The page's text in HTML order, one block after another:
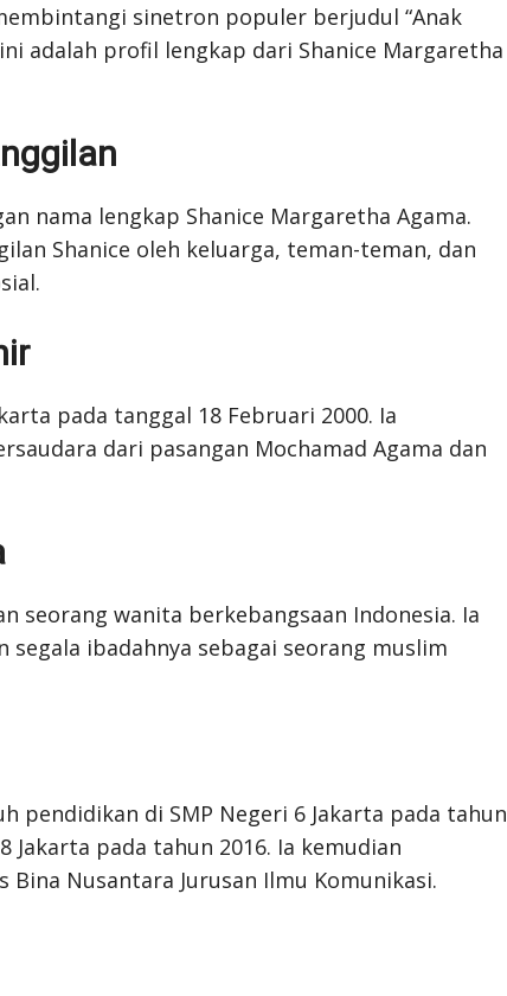
sinetron populer berjudul “Anak
adalah profil lengkap dari Shanice Margaretha
nama lengkap Shanice Margaretha Agama.
Shanice oleh keluarga, teman-teman, dan
pada tanggal 18 Februari 2000. Ia
dari pasangan Mochamad Agama dan
seorang wanita berkebangsaan Indonesia. Ia
ibadahnya sebagai seorang muslim
pendidikan di SMP Negeri 6 Jakarta pada tahun
Jakarta pada tahun 2016. Ia kemudian
Nusantara Jurusan Ilmu Komunikasi.